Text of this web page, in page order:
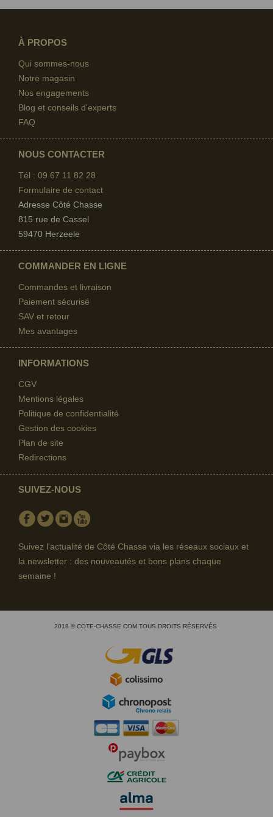
À PROPOS
Qui sommes-nous
Notre magasin
Nos engagements
Blog et conseils d'experts
FAQ
NOUS CONTACTER
Tél : 09 67 11 82 28
Formulaire de contact
Adresse Côté Chasse
815 rue de Cassel
59470 Herzeele
COMMANDER EN LIGNE
Commandes et livraison
Paiement sécurisé
SAV et retour
Mes avantages
INFORMATIONS
CGV
Mentions légales
Politique de confidentialité
Gestion des cookies
Plan de site
Redirections
SUIVEZ-NOUS
Facebook
TwitterInstagram
Suivez l'actualité de Côté Chasse via les réseaux sociaux et
la newsletter : des nouveautés et bons plans chaque
semaine !
2018 © COTE-CHASSE.COM TOUS DROITS RÉSERVÉS.